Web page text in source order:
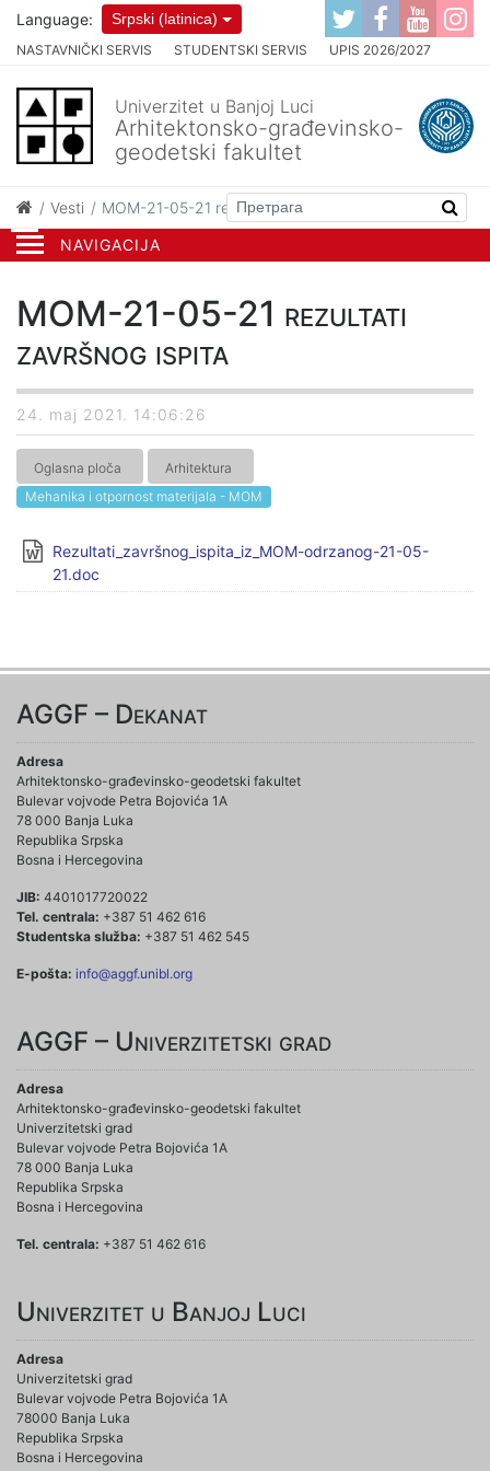
NAVIGACIJA
NASTAVNIČKI SERVIS STUDENTSKI SERVIS UPIS 2026/2027
Language: Srpski (latinica)
Univerzitet u Banjoj Luci
Arhitektonsko-građevinsko-
geodetski fakultet
Vesti MOM-21-05-21 rezultati završnog ispita
MOM-21-05-21 rezultati
završnog ispita
24. maj 2021. 14:06:26
Oglasna ploča
Arhitektura
Mehanika i otpornost materijala - MOM
Rezultati_završnog_ispita_iz_MOM-odrzanog-21-05-
21.doc
AGGF – Dekanat
Adresa
Arhitektonsko-građevinsko-geodetski fakultet
Bulevar vojvode Petra Bojovića 1A
78 000 Banja Luka
Republika Srpska
Bosna i Hercegovina
JIB: 4401017720022
Tel. centrala: +387 51 462 616
Studentska služba: +387 51 462 545
E-pošta: info@aggf.unibl.org
AGGF – Univerzitetski grad
Adresa
Arhitektonsko-građevinsko-geodetski fakultet
Univerzitetski grad
Bulevar vojvode Petra Bojovića 1A
78 000 Banja Luka
Republika Srpska
Bosna i Hercegovina
Tel. centrala: +387 51 462 616
Univerzitet u Banjoj Luci
Adresa
Univerzitetski grad
Bulevar vojvode Petra Bojovića 1A
78000 Banja Luka
Republika Srpska
Bosna i Hercegovina